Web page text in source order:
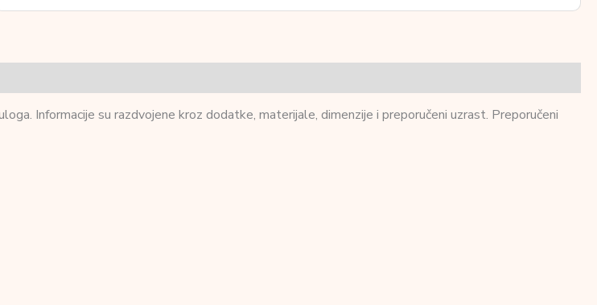
Informacije su razdvojene kroz dodatke, materijale, dimenzije i preporučeni uzrast. Preporučeni